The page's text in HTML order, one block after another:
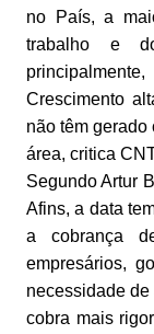
no País, a
trabalho e
Crescimento
não têm
área, critica
Segundo Artur
Afins, a data
a cobrança
empresários,
necessidade
cobra mais